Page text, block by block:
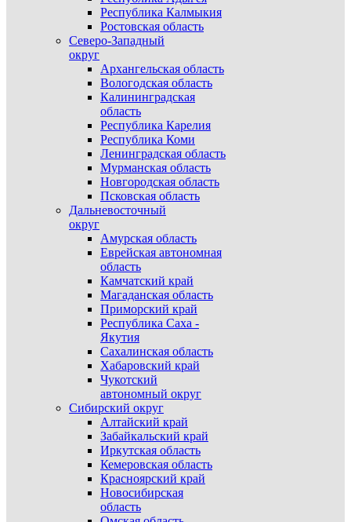
Республика Калмыкия
Ростовская область
Северо-Западный
округ
Архангельская область
Вологодская область
Калининградская
область
Республика Карелия
Республика Коми
Ленинградская область
Мурманская область
Новгородская область
Псковская область
Дальневосточный
округ
Амурская область
Еврейская автономная
область
Камчатский край
Магаданская область
Приморский край
Республика Саха -
Якутия
Сахалинская область
Хабаровский край
Чукотский
автономный округ
Сибирский округ
Алтайский край
Забайкальский край
Иркутская область
Кемеровская область
Красноярский край
Новосибирская
область